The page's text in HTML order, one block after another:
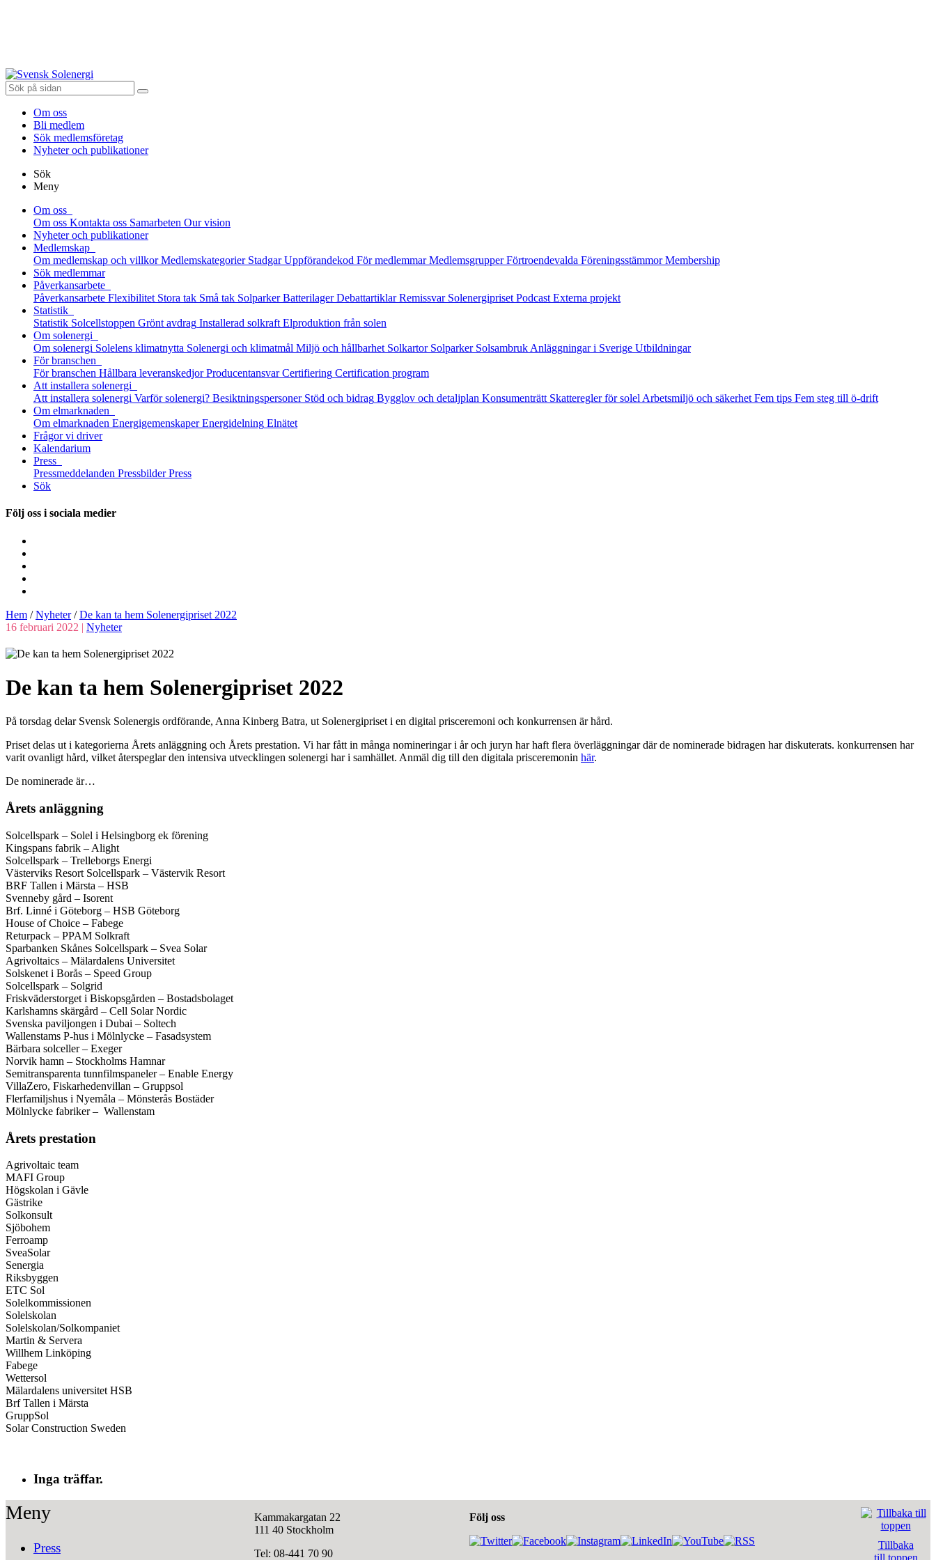
Om oss
Bli medlem
Sök medlemsföretag
Nyheter och publikationer
Sök
Meny
Om oss
Om oss Kontakta oss Samarbeten Our vision
Nyheter och publikationer
Medlemskap
Om medlemskap och villkor Medlemskategorier Stadgar Uppförandekod För medlemmar Medlemsgrupper Förtroendevalda Föreningsstämmor Membership
Sök medlemmar
Påverkansarbete
Påverkansarbete Flexibilitet Stora tak Små tak Solparker Batterilager Debattartiklar Remissvar Solenergipriset Podcast Externa projekt
Statistik
Statistik Solcellstoppen Grönt avdrag Installerad solkraft Elproduktion från solen
Om solenergi
Om solenergi Solelens klimatnytta Solenergi och klimatmål Miljö och hållbarhet Solkartor Solparker Solsambruk Anläggningar i Sverige Utbildningar
För branschen
För branschen Hållbara leveranskedjor Producentansvar Certifiering Certification program
Att installera solenergi
Att installera solenergi Varför solenergi? Besiktningspersoner Stöd och bidrag Bygglov och detaljplan Konsumenträtt Skatteregler för solel Arbetsmiljö och säkerhet Fem tips Fem steg till ö-drift
Om elmarknaden
Om elmarknaden Energigemenskaper Energidelning Elnätet
Frågor vi driver
Kalendarium
Press
Pressmeddelanden Pressbilder Press
Sök
Följ oss i sociala medier
Hem /Nyheter/De kan ta hem Solenergipriset 2022
16 februari 2022 | Nyheter
De kan ta hem Solenergipriset 2022
På torsdag delar Svensk Solenergis ordförande, Anna Kinberg Batra, ut Solenergipriset i en digital prisceremoni och konkurrensen är hård.
Priset delas ut i kategorierna Årets anläggning och Årets prestation. Vi har fått in många nomineringar i år och juryn har haft flera överläggningar där de nominerade bidragen har diskuterats. konkurrensen har
varit ovanligt hård, vilket återspeglar den intensiva utvecklingen solenergi har i samhället. Anmäl dig till den digitala prisceremonin här.
De nominerade är…
Årets anläggning
Solcellspark – Solel i Helsingborg ek förening
Kingspans fabrik – Alight
Solcellspark – Trelleborgs Energi
Västerviks Resort Solcellspark – Västervik Resort
BRF Tallen i Märsta – HSB
Svenneby gård – Isorent
Brf. Linné i Göteborg – HSB Göteborg
House of Choice – Fabege
Returpack – PPAM Solkraft
Sparbanken Skånes Solcellspark – Svea Solar
Agrivoltaics – Mälardalens Universitet
Solskenet i Borås – Speed Group
Solcellspark – Solgrid
Friskväderstorget i Biskopsgården – Bostadsbolaget
Karlshamns skärgård – Cell Solar Nordic
Svenska paviljongen i Dubai – Soltech
Wallenstams P-hus i Mölnlycke – Fasadsystem
Bärbara solceller – Exeger
Norvik hamn – Stockholms Hamnar
Semitransparenta tunnfilmspaneler – Enable Energy
VillaZero, Fiskarhedenvillan – Gruppsol
Flerfamiljshus i Nyemåla – Mönsterås Bostäder
Mölnlycke fabriker – Wallenstam
Årets prestation
Agrivoltaic team
MAFI Group
Högskolan i Gävle
Gästrike
Solkonsult
Sjöbohem
Ferroamp
SveaSolar
Senergia
Riksbyggen
ETC Sol
Solelkommissionen
Solelskolan
Solelskolan/Solkompaniet
Martin & Servera
Willhem Linköping
Fabege
Wettersol
Mälardalens universitet HSB
Brf Tallen i Märsta
GruppSol
Solar Construction Sweden
Inga träffar.
Meny
Press
Kammakargatan 22
111 40 Stockholm
Tel: 08-441 70 90
Följ oss
Tillbaka
till toppen